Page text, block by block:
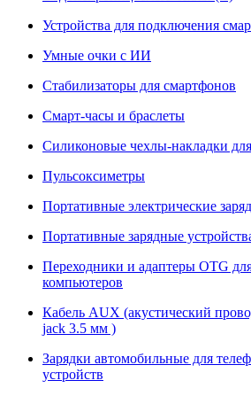
Устройства для подключения
Умные очки с ИИ
Стабилизаторы для смартфонов
Смарт-часы и браслеты
Силиконовые чехлы-накладки
Пульсоксиметры
Портативные электрические
Портативные зарядные
Переходники и адаптеры OTG
компьютеров
Кабель AUX (акустический
jack 3.5 мм )
Зарядки автомобильные для
устройств